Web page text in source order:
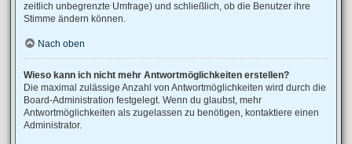
zeitlich unbegrenzte Umfrage) und schließlich, ob die Benutzer ihre
Stimme ändern können.
Nach oben
Wieso kann ich nicht mehr Antwortmöglichkeiten erstellen?
Die maximal zulässige Anzahl von Antwortmöglichkeiten wird durch die
Board-Administration festgelegt. Wenn du glaubst, mehr
Antwortmöglichkeiten als zugelassen zu benötigen, kontaktiere einen
Administrator.